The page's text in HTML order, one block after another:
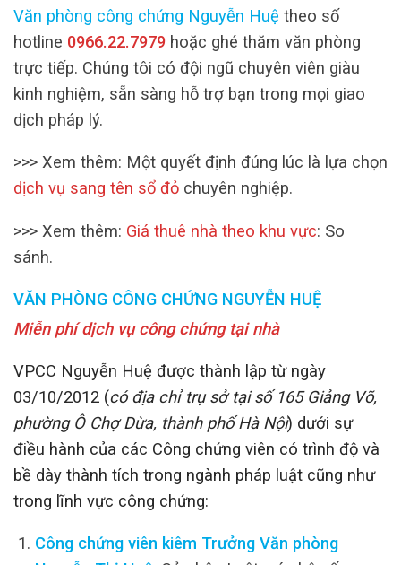
Văn phòng công chứng Nguyễn Huệ theo số
hotline 0966.22.7979 hoặc ghé thăm văn phòng
trực tiếp. Chúng tôi có đội ngũ chuyên viên giàu
kinh nghiệm, sẵn sàng hỗ trợ bạn trong mọi giao
dịch pháp lý.
>>> Xem thêm: Một quyết định đúng lúc là lựa chọn
dịch vụ sang tên sổ đỏ chuyên nghiệp.
>>> Xem thêm: Giá thuê nhà theo khu vực: So
sánh.
VĂN PHÒNG CÔNG CHỨNG NGUYỄN HUỆ
Miễn phí dịch vụ công chứng tại nhà
VPCC Nguyễn Huệ được thành lập từ ngày
03/10/2012 (có địa chỉ trụ sở tại số 165 Giảng Võ,
phường Ô Chợ Dừa, thành phố Hà Nội) dưới sự
điều hành của các Công chứng viên có trình độ và
bề dày thành tích trong ngành pháp luật cũng như
trong lĩnh vực công chứng:
Công chứng viên kiêm Trưởng Văn phòng